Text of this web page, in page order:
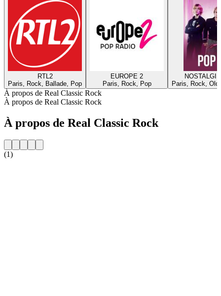
RTL2
Paris, Rock, Ballade, Pop
EUROPE 2
Paris, Rock, Pop
Paris, Rock,
À propos de Real Classic Rock
À propos de Real Classic Rock
À propos de Real Classic Rock
(1)